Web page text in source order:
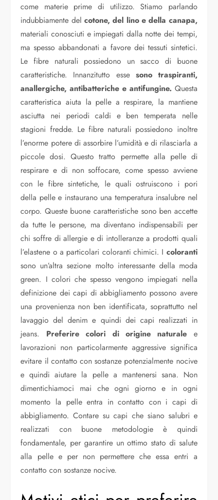
come materie prime di utilizzo. Stiamo parlando
indubbiamente delcotone, del lino e della canapa,
materiali conosciuti e impiegati dalla notte dei tempi,
ma spesso abbandonati a favore dei tessuti sintetici.
Le fibre naturali possiedono un sacco di buone
caratteristiche. Innanzitutto esse sono traspiranti,
anallergiche, antibatteriche e antifungine. Questa
caratteristica aiuta la pelle a respirare, la mantiene
asciutta nei periodi caldi e ben temperata nelle
stagioni fredde. Le fibre naturali possiedono inoltre
l’enorme potere di assorbire l’umidità e di rilasciarla a
piccole dosi. Questo tratto permette alla pelle di
respirare e di non soffocare, come spesso avviene
con le fibre sintetiche, le quali ostruiscono i pori
della pelle e instaurano una temperatura insalubre nel
corpo. Queste buone caratteristiche sono ben accette
da tutte le persone, ma diventano indispensabili per
chi soffre di allergie e di intolleranze a prodotti quali
l’elastene o a particolari coloranti chimici. I coloranti
sono un’altra sezione molto interessante della moda
green. I colori che spesso vengono impiegati nella
definizione dei capi di abbigliamento possono avere
una provenienza non ben identificata, soprattutto nel
lavaggio del denim e quindi dei capi realizzati in
jeans. Preferire colori di origine naturale e
lavorazioni non particolarmente aggressive significa
evitare il contatto con sostanze potenzialmente nocive
e quindi aiutare la pelle a mantenersi sana. Non
dimentichiamoci mai che ogni giorno e in ogni
momento la pelle entra in contatto con i capi di
abbigliamento. Contare su capi che siano salubri e
realizzati con buone metodologie è quindi
fondamentale, per garantire un ottimo stato di salute
alla pelle e per non permettere che essa entri a
contatto con sostanze nocive.